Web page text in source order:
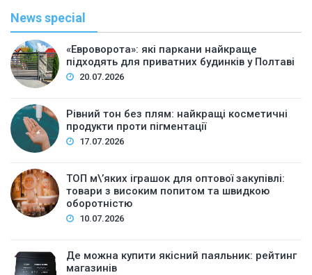
News special
«Евроворота»: які паркани найкраще
підходять для приватних будинків у Полтаві
20.07.2026
Рівний тон без плям: найкращі косметичні
продукти проти пігментації
17.07.2026
ТОП м\’яких іграшок для оптової закупівлі:
товари з високим попитом та швидкою
оборотністю
10.07.2026
Де можна купити якісний паяльник: рейтинг
магазинів